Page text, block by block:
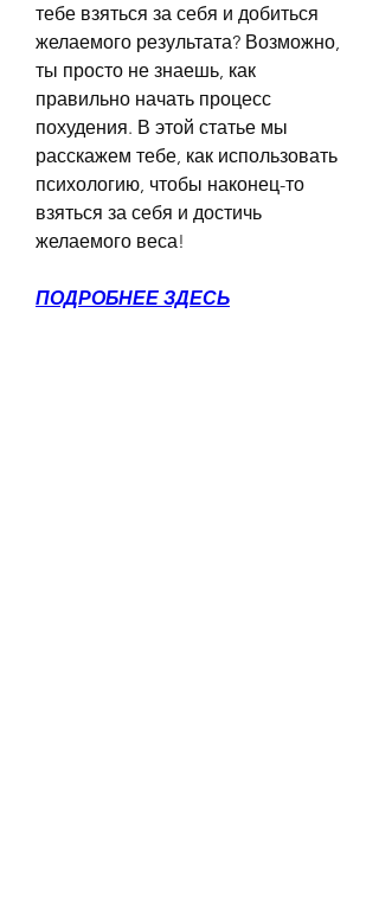
тебе взяться за себя и добиться
желаемого результата? Возможно,
ты просто не знаешь, как
правильно начать процесс
похудения. В этой статье мы
расскажем тебе, как использовать
психологию, чтобы наконец-то
взяться за себя и достичь
желаемого веса!
ПОДРОБНЕЕ ЗДЕСЬ